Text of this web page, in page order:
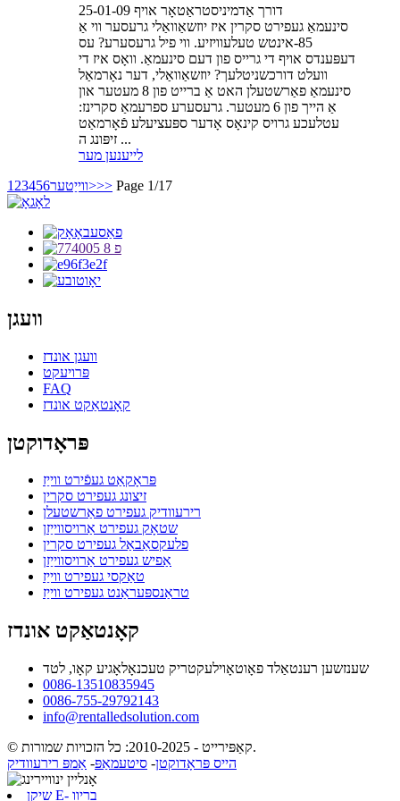
דורך אַדמיניסטראַטאָר אויף 25-01-09
סינעמאַ געפירט סקרין איז יוזשאַוואַלי גרעסער ווי אַ
85-אינטש טעלעוויזיע. ווי פיל גרעסערע? עס
דעפּענדס אויף די גרייס פון דעם סינעמאַ. וואָס איז די
וועלט דורכשניטלעך? יוזשאַוואַלי, דער נאָרמאַל
סינעמאַ פאַרשטעלן האט אַ ברייט פון 8 מעטער און
אַ הייך פון 6 מעטער. גרעסערע ספרעמאַ סקרינז:
עטלעכע גרויס קינאָס אָדער ספּעציעלע פֿאָרמאַט
זיפּונג ה ...
לייענען מער
1 23456 ווייַטער>>> Page 1/17
וועגן
וועגן אונדז
פּרויעקט
FAQ
קאָנטאַקט אונדז
פּראָדוקטן
פּראָקאַט געפֿירט ווייַז
זיצונג געפירט סקרין
רירעוודיק געפירט פאַרשטעלן
שטאָק געפירט אַרויסווייַזן
פלעקסאַבאַל געפירט סקרין
אַפיש געפירט אַרויסווייַזן
טאַקסי געפירט ווייַז
טראַנספּעראַנט געפירט ווייַז
קאָנטאַקט אונדז
שענזשען רענטאַלד פאָוטאָוילעקטריק טעכנאָלאָגיע קאָו, לטד
0086-13510835945
0086-755-29792143
info@rentalledsolution.com
© קאַפּירייט - 2010-2025: כל הזכויות שמורות.
הייס פּראָדוקטן- סיטעמאַפּ- אַמפּ רירעוודיק
שיקן E- בריוו